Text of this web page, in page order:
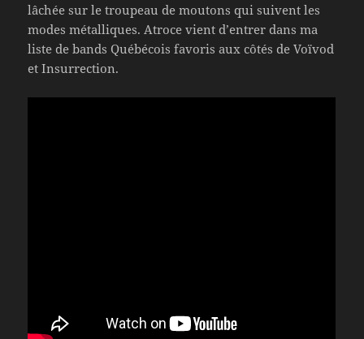
lâchée sur le troupeau de moutons qui suivent les
modes métalliques. Atroce vient d’entrer dans ma
liste de bands Québécois favoris aux côtés de Voïvod
et Insurrection.